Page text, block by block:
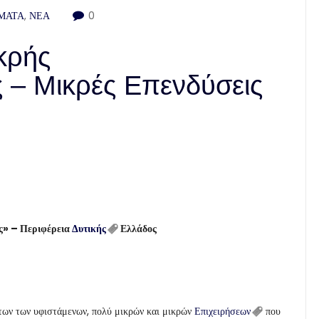
, ΝΕΑ 0
– Μικρές Επενδύσεις
– ΠεριφέρειαΔυτικής Ελλάδος
των υφιστάμενων, πολύ μικρών και μικρών Επιχειρήσεων που